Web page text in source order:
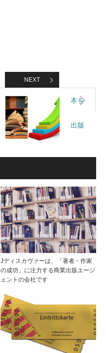
NEXT
本を
出版
考え
てい
る方
へ。
出版
で夢
Jディスカヴァーは、「著者・作家
の成功」に注力する商業出版エージ
ェントの会社です